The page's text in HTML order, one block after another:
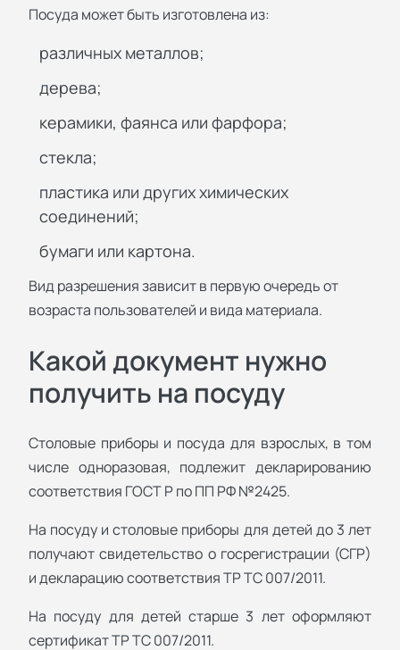
Посуда может быть изготовлена из:
различных металлов;
дерева;
керамики, фаянса или фарфора;
стекла;
пластика или других химических
соединений;
бумаги или картона.
Вид разрешения зависит в первую очередь от
возраста пользователей и вида материала.
Какой документ нужно
получить на посуду
Столовые приборы и посуда для взрослых, в том
числе одноразовая, подлежит декларированию
соответствия ГОСТ Р по ПП РФ №2425.
На посуду и столовые приборы для детей до 3 лет
получают свидетельство о госрегистрации (СГР)
и декларацию соответствия ТР ТС 007/2011.
На посуду для детей старше 3 лет оформляют
сертификат ТР ТС 007/2011.